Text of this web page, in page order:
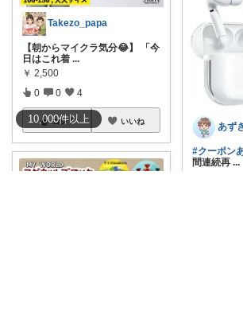
10,000件以上
Takezo_papa
【朝からマイクラ気分😂】 「今
日はこれ着 ...
￥ 2,500
0 0 4
コレ いいね
#クーポン
間連続再 ...